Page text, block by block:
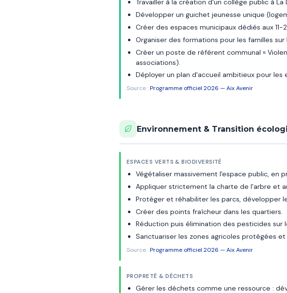
Travailler à la création d'un collège public à La
Développer un guichet jeunesse unique
Créer des espaces municipaux dédiés aux 11-
Organiser des formations pour les familles
Créer un poste de référent communal «
associations).
Déployer un plan d'accueil ambitieux pour
Source :Programme officiel 2026 — Aix Avenir
Environnement & Transition
ESPACES VERTS & BIODIVERSITÉ
Végétaliser massivement l'espace public, en
Appliquer strictement la charte de l'arbre et
Protéger et réhabiliter les parcs, développer
Créer des points fraîcheur dans les quartiers.
Réduction puis élimination des pesticides sur
Sanctuariser les zones agricoles protégées
Source :Programme officiel 2026 — Aix Avenir
PROPRETÉ & DÉCHETS
Gérer les déchets comme une ressource :